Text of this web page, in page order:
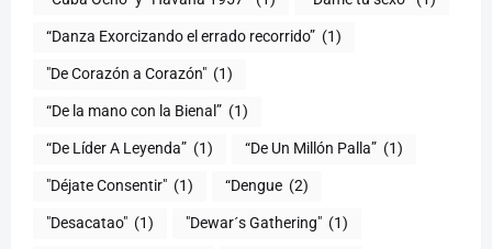
“Danza Exorcizando el errado recorrido” (1)
"De Corazón a Corazón" (1)
(1)
“De Líder A Leyenda” (1) “De Un Millón Palla” (1)
"Déjate Consentir" (1) “Dengue (2)
"Desacatao" (1) "Dewar´s Gathering" (1)